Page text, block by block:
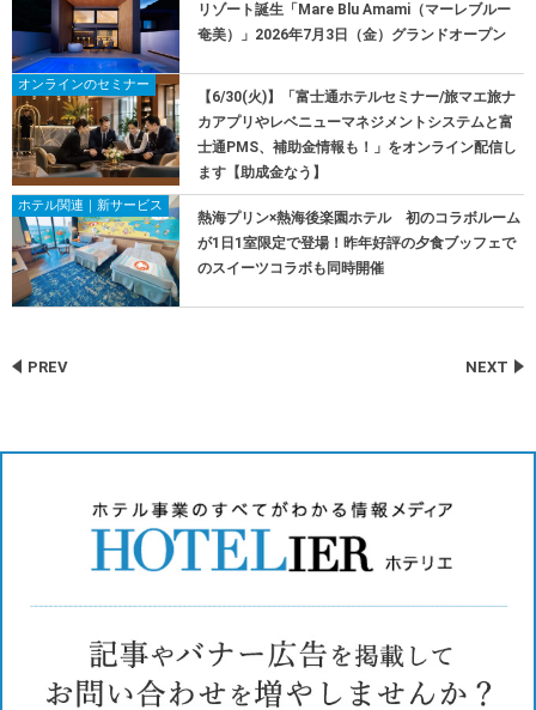
リゾート誕生「Mare Blu Amami（マーレブルー
奄美）」2026年7月3日（金）グランドオープン
オンラインのセミナー
【6/30(火)】「富士通ホテルセミナー/旅マエ旅ナ
カアプリやレベニューマネジメントシステムと富
士通PMS、補助金情報も！」をオンライン配信し
ます【助成金なう】
ホテル関連｜新サービス
熱海プリン×熱海後楽園ホテル 初のコラボルーム
が1日1室限定で登場！昨年好評の夕食ブッフェで
のスイーツコラボも同時開催
PREV NEXT